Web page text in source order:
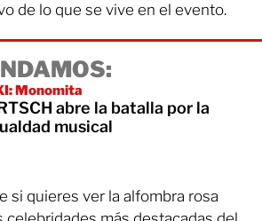
de lo que se vive en el evento.
Monomita
abre la batalla por la
musical
si quieres ver la alfombra rosa